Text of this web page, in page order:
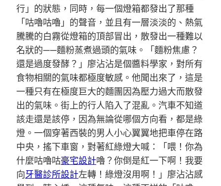
行」的狀態，同時，每一個燈箱都發出了那種
「咕嚕咕嚕」的聲音，並且有一層淡淡的、熱氣
騰騰的白霧從燈箱的頂部冒出，散發出一種難以
名狀的——麵粉蒸煮過頭的氣味。「麵粉焦慮？
還是過度發酵？」廖沾沾是個醬料學家，對所有
食物相關的氣味都極度敏感。他聞出來了，這是
一種只有在極度巨大的麵團因為壓力過大而散發
出的氣味。街上的行人陷入了混亂。汽車不知道
該走還是該停，因為無論從哪個方向看，都是綠
燈。一個穿著西裝的男人小心翼翼地把車停在路
中央，搖下車窗，對著紅綠燈大喊：「喂！你為
什麼咕嚕咕豪宅設計嚕？你倒是紅一下啊！我要
向牙醫診所設計左轉！綠燈沒用啊！」廖沾沾感